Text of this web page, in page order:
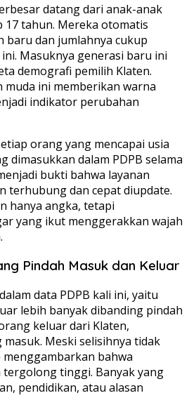
datang dari anak-anak
17 tahun. Mereka otomatis
baru dan jumlahnya cukup
Masuknya generasi baru ini
demografi pemilih Klaten.
muda ini memberikan warna
indikator perubahan
orang yang mencapai usia
dimasukkan dalam PDPB selama
bukti bahwa layanan
terhubung dan cepat diupdate.
hanya angka, tetapi
yang ikut menggerakkan wajah
Pindah Masuk dan Keluar
data PDPB kali ini, yaitu
lebih banyak dibanding pindah
keluar dari Klaten,
Meski selisihnya tidak
bahwa
tinggi. Banyak yang
pendidikan, atau alasan